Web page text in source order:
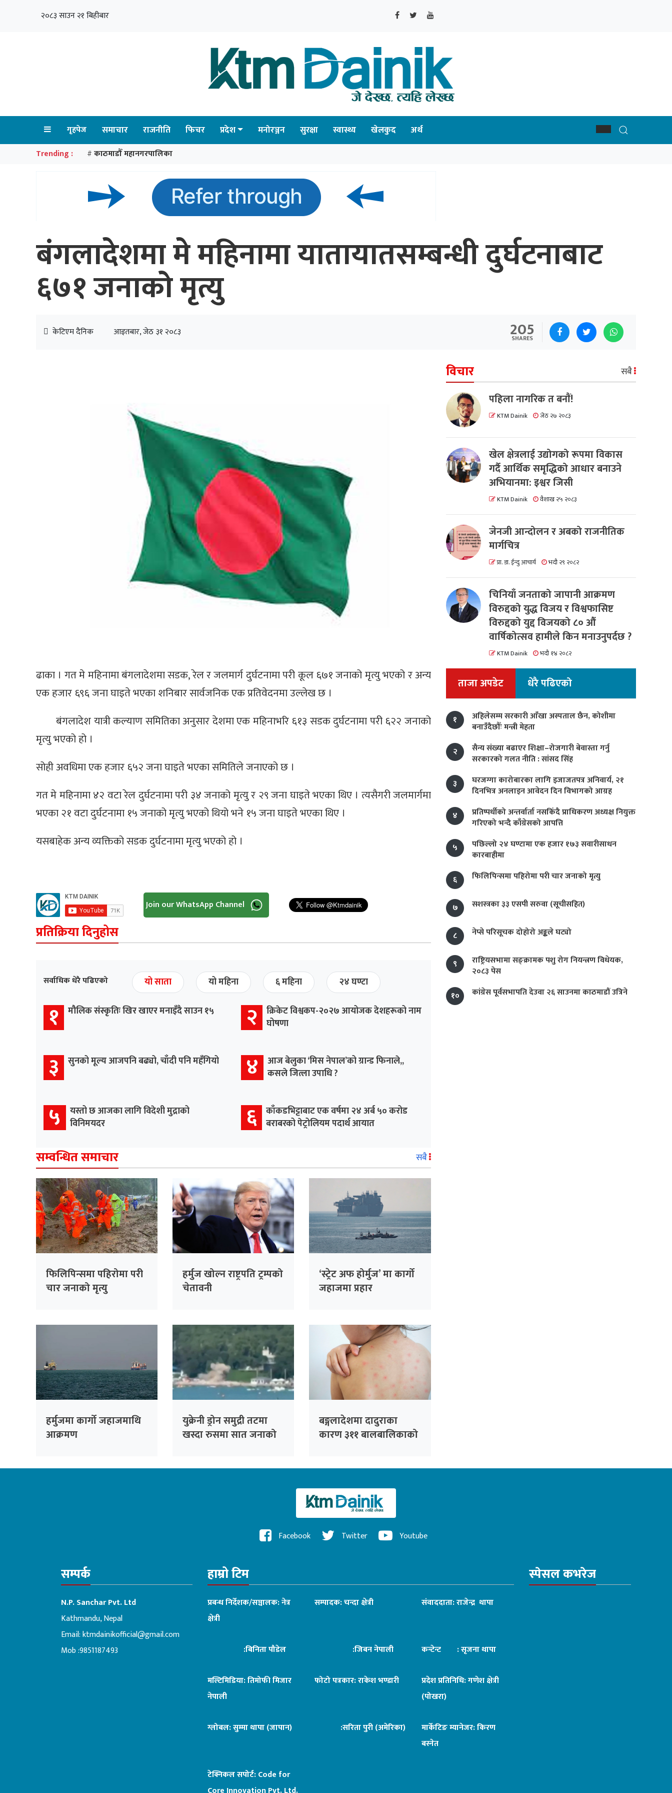
२०८३ साउन २१ बिहीबार
गृहपेज समाचार राजनीति फिचर प्रदेश मनोरञ्जन सुरक्षा स्वास्थ्य खेलकुद अर्थ
Trending : # काठमाडौँ महानगरपालिका
बंगलादेशमा मे महिनामा यातायातसम्बन्धी दुर्घटनाबाट
६७१ जनाको मृत्यु
केटिएम दैनिक आइतबार, जेठ ३१ २०८३ 205
SHARES
ढाका । गत मे महिनामा बंगलादेशमा सडक, रेल र जलमार्ग दुर्घटनामा परी कूल ६७१ जनाको मृत्यु भएको र अन्य
एक हजार ६९६ जना घाइते भएका शनिबार सार्वजनिक एक प्रतिवेदनमा उल्लेख छ ।
बंगलादेश यात्री कल्याण समितिका अनुसार देशमा एक महिनाभरि ६१३ सडक दुर्घटनामा परी ६२२ जनाको
मृत्यु भएको हो ।
सोही अवधिमा एक हजार ६५२ जना घाइते भएका समितिले जनाएको छ ।
गत मे महिनामा ४२ वटा रेल दुर्घटनामा परी ३४ जनाको मृत्यु र २९ जना घाइते भएका थिए । त्यसैगरी जलमार्गमा
भएका २१ वटा दुर्घटनामा १५ जनाको मृत्यु भएको थियो भने १५ जना घाइते भएका थिए ।
यसबाहेक अन्य व्यक्तिको सडक दुर्घटनामा मृत्यु भएको हो ।
Join our WhatsApp Channel
प्रतिक्रिया दिनुहोस
सर्वाधिक धेरै पढिएको यो साता यो महिना ६ महिना २४ घण्टा
१ मौलिक संस्कृतिः खिर खाएर मनाइँदै साउन १५ २ क्रिकेट विश्वकप-२०२७ आयोजक देशहरूको नाम
घोषणा
३ सुनको मूल्य आजपनि बढ्यो, चाँदी पनि महँगियो ४ आज बेलुका ‘मिस नेपाल’को ग्रान्ड फिनाले,,
कसले जित्ला उपाधि ?
५ यस्तो छ आजका लागि विदेशी मुद्राको
विनिमयदर
६ काँकडभिट्टाबाट एक वर्षमा २४ अर्ब ५० करोड
बराबरको पेट्रोलियम पदार्थ आयात
सम्वन्धित समाचार सबै
फिलिपिन्समा पहिरोमा परी
चार जनाको मृत्यु
हर्मुज खोल्न राष्ट्रपति ट्रम्पको
चेतावनी
‘स्ट्रेट अफ होर्मुज’ मा कार्गो
जहाजमा प्रहार
हर्मुजमा कार्गो जहाजमाथि
आक्रमण
युक्रेनी ड्रोन समुद्री तटमा
खस्दा रुसमा सात जनाको
बङ्गलादेशमा दादुराका
कारण ३११ बालबालिकाको
विचार सबै
पहिला नागरिक त बनाैं!
KTM Dainik जेठ २७ २०८३
खेल क्षेत्रलाई उद्योगको रूपमा विकास
गर्दै आर्थिक समृद्धिको आधार बनाउने
अभियानमा: इश्वर जिसी
KTM Dainik वैशाख २५ २०८३
जेनजी आन्दोलन र अबको राजनीतिक
मार्गचित्र
प्रा. डा. ईन्दु आचार्य भदौ २९ २०८२
चिनियाँ जनताको जापानी आक्रमण
विरुद्दको युद्ध विजय र विश्वफासिष्ट
विरुद्दको युद्द विजयको ८० औं
वार्षिकोत्सव हामीले किन मनाउनुपर्दछ ?
KTM Dainik भदौ १४ २०८२
ताजा अपडेट धेरै पढिएको
१
अहिलेसम्म सरकारी आँखा अस्पताल छैन, कोशीमा
बनाउँदैछौँः मन्त्री मेहता
२
सैन्य संख्या बढाएर शिक्षा–रोजगारी बेवास्ता गर्नु
सरकारको गलत नीति : सांसद सिंह
३
घरजग्गा कारोबारका लागि इजाजतपत्र अनिवार्य, २१
दिनभित्र अनलाइन आवेदन दिन विभागको आग्रह
४
प्रतिष्पर्धीको अन्तर्वार्ता नसकिँदै प्राधिकरण अध्यक्ष नियुक्त
गरिएको भन्दै काँग्रेसको आपत्ति
५
पछिल्लो २४ घण्टामा एक हजार १७३ सवारीसाधन
कारबाहीमा
६
फिलिपिन्समा पहिरोमा परी चार जनाको मृत्यु
७ सशस्त्रका ३३ एसपी सरुवा (सूचीसहित)
८ नेप्से परिसूचक दोहोरो अङ्कले घट्यो
९
राष्ट्रियसभामा सङ्क्रामक पशु रोग नियन्त्रण विधेयक,
२०८३ पेस
१०
कांग्रेस पूर्वसभापति देउवा २६ साउनमा काठमाडौं उत्रिने
Facebook Twitter Youtube
सम्पर्क
N.P. Sanchar Pvt. Ltd
Kathmandu, Nepal
Email:ktmdainikofficial@gmail.com
Mob :9851187493
हाम्रो टिम
प्रबन्ध निर्देशक/सञ्चालक: नेत्र
क्षेत्री
सम्पादक: चन्दा क्षेत्री संवाददाता: राजेन्द्र थापा
:बिनिता पौडेल :जिबन नेपाली कन्टेन्ट : सृजना थापा
मल्टिमिडिया: तिमोफी मिजार
नेपाली
फोटो पत्रकार: राकेश भण्डारी
प्रदेश प्रतिनिधि: गणेश क्षेत्री
(पोखरा)
ग्लोबल: सुम्मा थापा (जापान) :सरिता पुरी (अमेरिका)
मार्केटिङ म्यानेजर: किरण
बस्नेत
टेक्निकल सपोर्ट:Code for
स्पेसल कभरेज